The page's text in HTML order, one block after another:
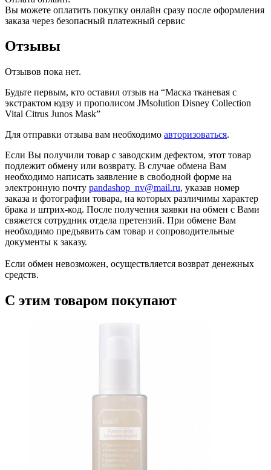
Вы можете оплатить покупку онлайн сразу после оформления
заказа через безопасный платежный сервис
Отзывы
Отзывов пока нет.
Будьте первым, кто оставил отзыв на “Маска тканевая с
экстрактом юдзу и прополисом JMsolution Disney Collection
Vital Citrus Junos Mask”
Для отправки отзыва вам необходимо авторизоваться.
Если Вы получили товар с заводским дефектом, этот товар
подлежит обмену или возврату. В случае обмена Вам
необходимо написать заявление в свободной форме на
электронную почту pandashop_nv@mail.ru, указав номер
заказа и фотографии товара, на которых различимы характер
брака и штрих-код. После получения заявки на обмен с Вами
свяжется сотрудник отдела претензий. При обмене Вам
необходимо предъявить сам товар и сопроводительные
документы к заказу.
Если обмен невозможен, осуществляется возврат денежных
средств.
С этим товаром покупают